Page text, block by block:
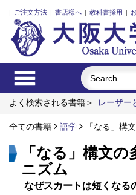
| ご注文方法 | 書店様へ | 教科書採用 |
よく検索される書籍＞
レーザー
企業家の諸系譜
ポンプの流体
全ての書籍 語学 「なる」構
「なる」構文
ニズム
なぜスカートは短くなる